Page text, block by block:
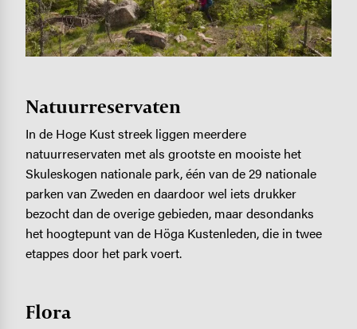
Natuurreservaten
In de Hoge Kust streek liggen meerdere
natuurreservaten met als grootste en mooiste het
Skuleskogen nationale park, één van de 29 nationale
parken van Zweden en daardoor wel iets drukker
bezocht dan de overige gebieden, maar desondanks
het hoogtepunt van de Höga Kustenleden, die in twee
etappes door het park voert.
Flora